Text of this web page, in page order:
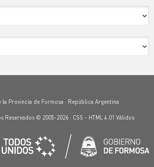
la Provincia de Formosa · República Argentina
Reservados © 2005-2026 · CSS - HTML 4.01 Válidos